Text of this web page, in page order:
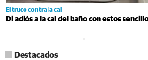
El truco contra la cal
Di adiós a la cal del baño con estos
Destacados